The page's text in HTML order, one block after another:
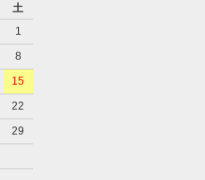
土
1
8
15
22
29